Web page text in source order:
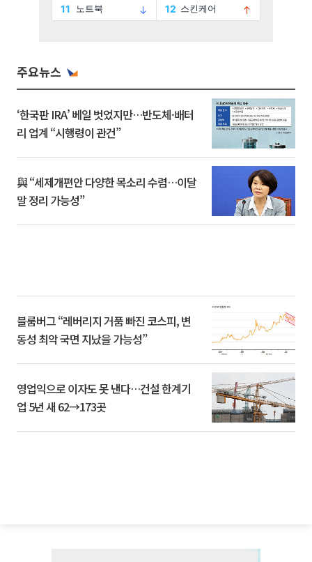
주요뉴스
‘한국판 IRA’ 베일 벗었지만…반도체·배터
리 업계 “시행령이 관건”
與 “세제개편안 다양한 목소리 수렴…이달
말 정리 가능성”
블룸버그 “레버리지 거품 빠진 코스피, 변
동성 최악 국면 지났을 가능성”
영업익으로 이자도 못 낸다…건설 한계기
업 5년 새 62→173곳